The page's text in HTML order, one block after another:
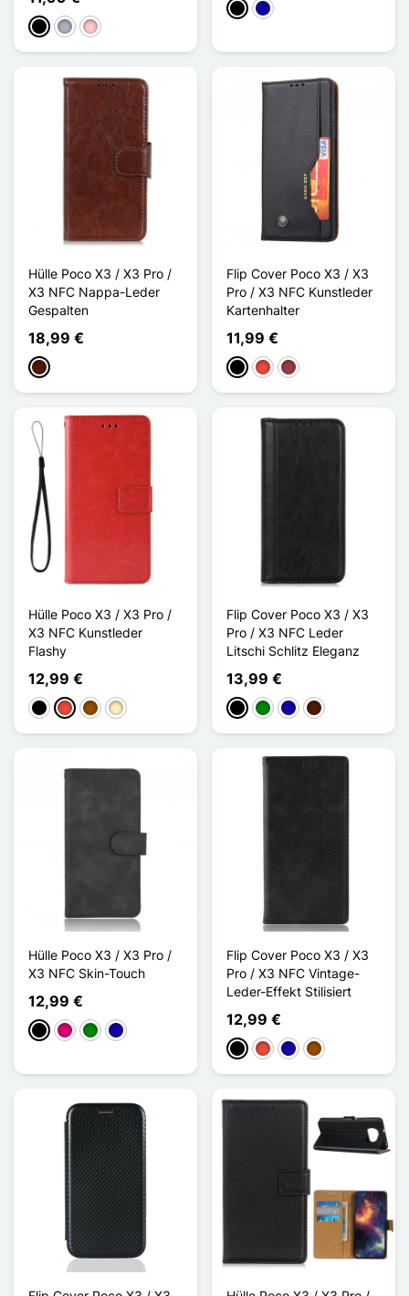
Schwarz
GrauPink
SchwarzDunkelblau
Hülle Poco X3 / X3 Pro /
X3 NFC Nappa-Leder
Gespalten
18,99 €
Dunkelbraun
Flip Cover Poco X3 / X3
Pro / X3 NFC Kunstleder
Kartenhalter
11,99 €
Schwarz
Rot Dunkelrot
Hülle Poco X3 / X3 Pro /
X3 NFC Kunstleder
Flashy
12,99 €
Schwarz
Rot BraunGolden
Flip Cover Poco X3 / X3
Pro / X3 NFC Leder
Litschi Schlitz Eleganz
13,99 €
Schwarz
GrünDunkelblau
Dunkelbraun
Hülle Poco X3 / X3 Pro /
X3 NFC Skin-Touch
12,99 €
SchwarzMagenta
GrünDunkelblau
Flip Cover Poco X3 / X3
Pro / X3 NFC Vintage-
Leder-Effekt Stilisiert
12,99 €
Schwarz
Rot Dunkelblau
Braun